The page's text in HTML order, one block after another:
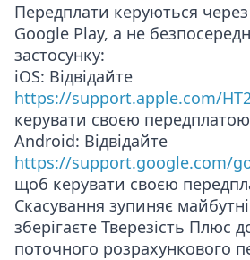
Передплати керуються
Google Play, а не
застосунку:
iOS: Відвідайте
https://support.apple.com/
керувати своєю
Android: Відвідайте
https://support.google.com/
щоб керувати своєю
Скасування зупиняє
зберігаєте Тверезість Плюс
поточного розрахункового